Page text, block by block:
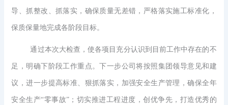
导、抓整改、抓落实，确保质量无差错，严格落实施工标准化，
保质保量地完成各阶段目标。
通过本次大检查，使各项目充分认识到目前工作中存在的不
足，明确下阶段工作重点。下一步公司将按照集团领导意见和建
议，进一步提高标准、狠抓落实，加强安全生产管理，确保全年
安全生产“零事故”；切实推进工程进度，创优争先，打造优秀的